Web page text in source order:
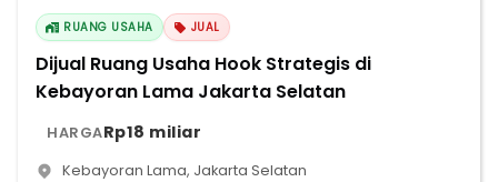
RUANG USAHA JUAL
Dijual Ruang Usaha Hook Strategis di
Kebayoran Lama Jakarta Selatan
HARGARp18 miliar
Kebayoran Lama, Jakarta Selatan